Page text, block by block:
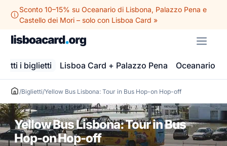
Sconto 10–15% su Oceanario di Lisbona, Palazzo Pena e
Castello dei Mori – solo con Lisboa Card »
Tutti i biglietti Lisboa Card + Palazzo Pena Oceanario
/Biglietti/Yellow Bus Lisbona: Tour in Bus Hop-on Hop-off
Yellow Bus Lisbona: Tour in Bus
Hop-on Hop-off